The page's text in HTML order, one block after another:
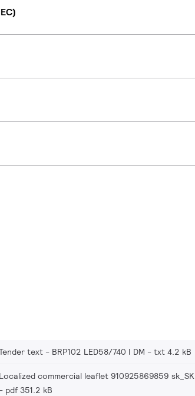
text - BRP102 LED58/740 I DM txt 4.2 kB
Localized commercial leaflet 910925869859 sk_SK
pdf 351.2 kB